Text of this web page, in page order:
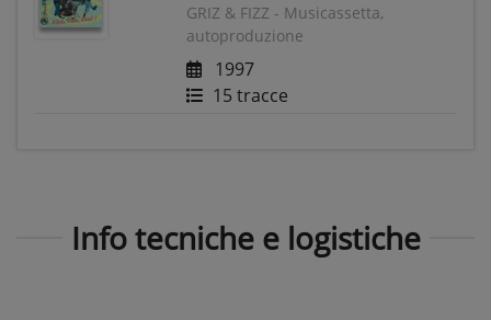
GRIZ & FIZZ - Musicassetta,
autoproduzione
1997
15 tracce
Info tecniche e logistiche